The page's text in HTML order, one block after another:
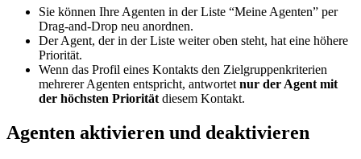
Sie können Ihre Agenten in der Liste “Meine Agenten” per
Drag-and-Drop neu anordnen.
Der Agent, der in der Liste weiter oben steht, hat eine höhere
Priorität.
Wenn das Profil eines Kontakts den Zielgruppenkriterien
mehrerer Agenten entspricht, antwortet nur der Agent mit
der höchsten Priorität diesem Kontakt.
Agenten aktivieren und deaktivieren